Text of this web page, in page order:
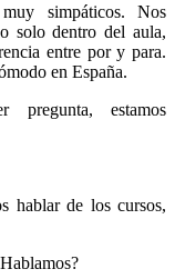
simpáticos. Nos
solo dentro del aula,
entre por y para.
en España.
pregunta, estamos
hablar de los cursos,